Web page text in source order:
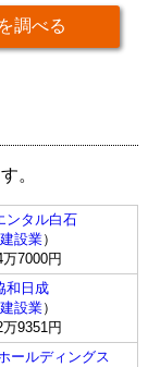
調べる
。
ンタル白石
建設業）
万7000円
和日成
建設業）
万9351円
ールディングス